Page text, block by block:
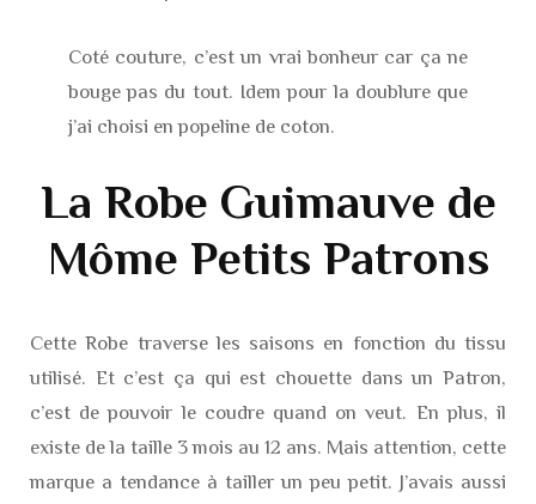
Coté couture, c’est un vrai bonheur car ça ne
bouge pas du tout. Idem pour la doublure que
j’ai choisi en popeline de coton.
La Robe Guimauve de
Môme Petits Patrons
Cette Robe traverse les saisons en fonction du tissu
utilisé. Et c’est ça qui est chouette dans un Patron,
c’est de pouvoir le coudre quand on veut. En plus, il
existe de la taille 3 mois au 12 ans. Mais attention, cette
marque a tendance à tailler un peu petit. J’avais aussi